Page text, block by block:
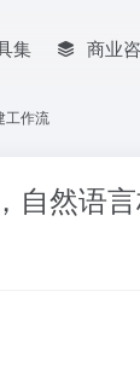
集 商业
工作流
自然语